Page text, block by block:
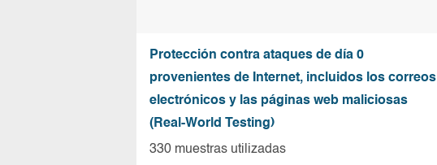
Protección contra ataques de día 0
provenientes de Internet, incluidos los correos
electrónicos y las páginas web maliciosas
(Real-World Testing)
330 muestras utilizadas